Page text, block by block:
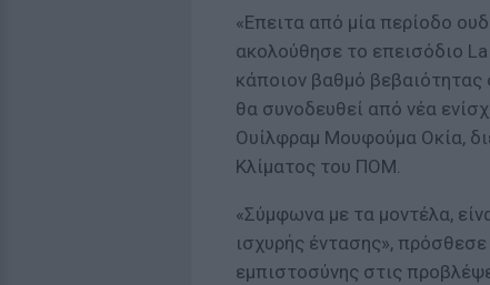
«Επειτα από μία περίοδο
ακολούθησε το επεισόδιο
κάποιον βαθμό βεβαιότητας
θα συνοδευθεί από νέα
Ουίλφραμ Μουφούμα Οκία,
Κλίματος του ΠΟΜ.
«Σύμφωνα με τα μοντέλα,
ισχυρής έντασης», πρόσθεσε
εμπιστοσύνης στις